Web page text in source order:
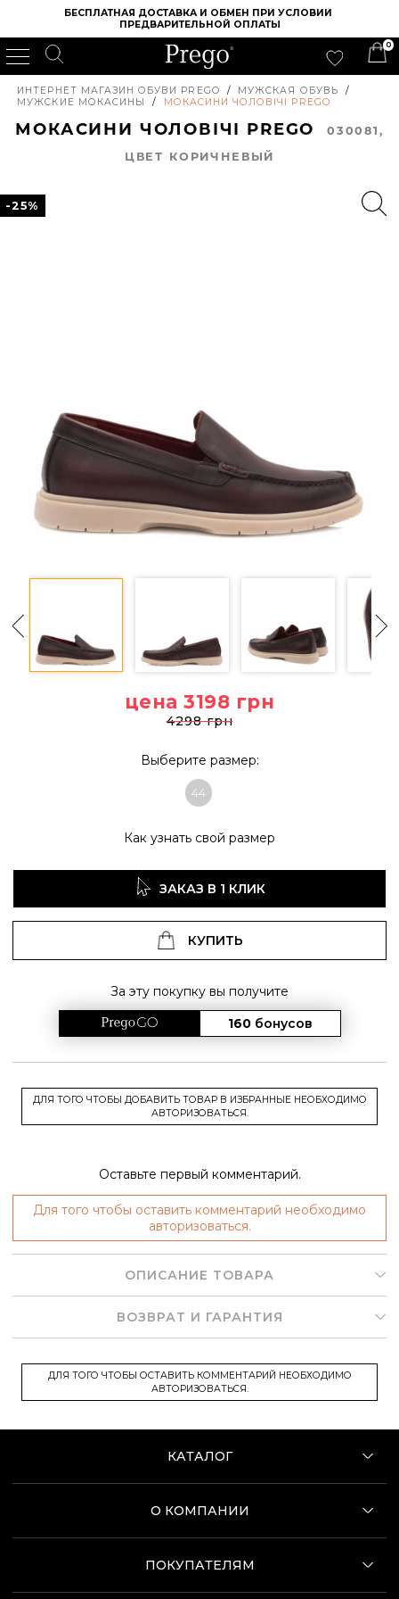
БЕСПЛАТНАЯ ДОСТАВКА И ОБМЕН ПРИ УСЛОВИИ
ПРЕДВАРИТЕЛЬНОЙ ОПЛАТЫ
0
ИНТЕРНЕТ МАГАЗИН ОБУВИ PREGO / МУЖСКАЯ ОБУВЬ
/
МУЖСКИЕ МОКАСИНЫ
/ МОКАСИНИ ЧОЛОВІЧІ PREGO
МОКАСИНИ ЧОЛОВІЧІ PREGO
030081,
ЦВЕТ КОРИЧНЕВЫЙ
-25%
цена 3198 грн
4298 грн
Выберите размер:
44
Как узнать свой размер
ЗАКАЗ В 1 КЛИК
КУПИТЬ
За эту покупку вы получите
160 бонусов
ДЛЯ ТОГО ЧТОБЫ ДОБАВИТЬ ТОВАР В ИЗБРАННЫЕ НЕОБХОДИМО
АВТОРИЗОВАТЬСЯ.
Оставьте первый комментарий.
Для того чтобы оставить комментарий необходимо
авторизоваться.
ОПИСАНИЕ ТОВАРА
ВОЗВРАТ И ГАРАНТИЯ
ДЛЯ ТОГО ЧТОБЫ ОСТАВИТЬ КОММЕНТАРИЙ НЕОБХОДИМО
АВТОРИЗОВАТЬСЯ.
КАТАЛОГ
О КОМПАНИИ
ПОКУПАТЕЛЯМ